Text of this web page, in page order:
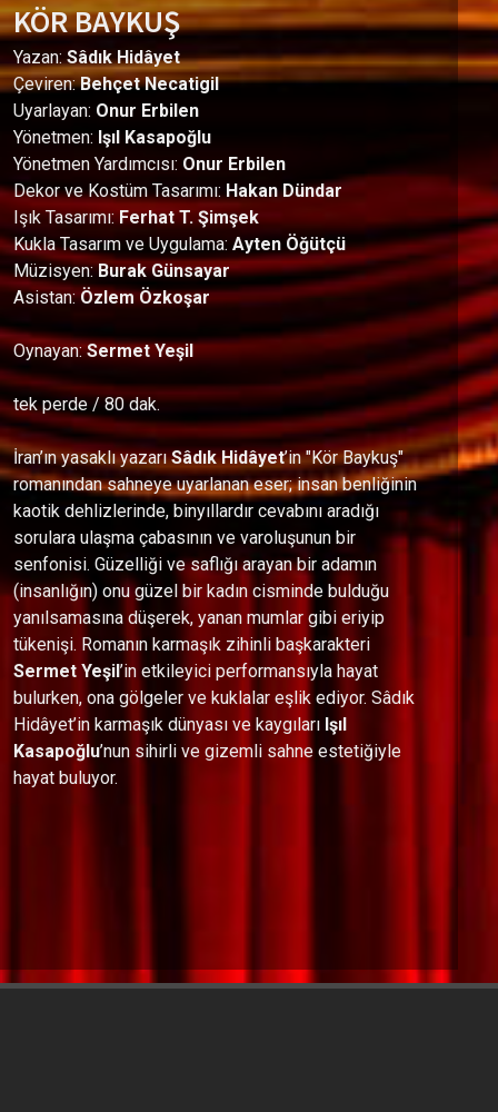
KÖR BAYKUŞ
Yazan:Sâdık Hidâyet
Çeviren:Behçet Necatigil
Uyarlayan: Onur Erbilen
Yönetmen: Işıl Kasapoğlu
Yönetmen Yardımcısı: Onur Erbilen
Dekor ve Kostüm Tasarımı: Hakan Dündar
Işık Tasarımı:Ferhat T. Şimşek
Kukla Tasarım ve Uygulama: Ayten Öğütçü
Müzisyen:Burak Günsayar
Asistan:Özlem Özkoşar
Oynayan:Sermet Yeşil
tek perde / 80 dak.
İran’ın yasaklı yazarıSâdık Hidâyet’in "Kör Baykuş"
romanından sahneye uyarlanan eser; insan benliğinin
kaotik dehlizlerinde, binyıllardır cevabını aradığı
sorulara ulaşma çabasının ve varoluşunun bir
senfonisi. Güzelliği ve saflığı arayan bir adamın
(insanlığın) onu güzel bir kadın cisminde bulduğu
yanılsamasına düşerek, yanan mumlar gibi eriyip
tükenişi. Romanın karmaşık zihinli başkarakteri
Sermet Yeşil ’in etkileyici performansıyla hayat
bulurken, ona gölgeler ve kuklalar eşlik ediyor. Sâdık
Hidâyet’in karmaşık dünyası ve kaygıları Işıl
Kasapoğlu’nun sihirli ve gizemli sahne estetiğiyle
hayat buluyor.